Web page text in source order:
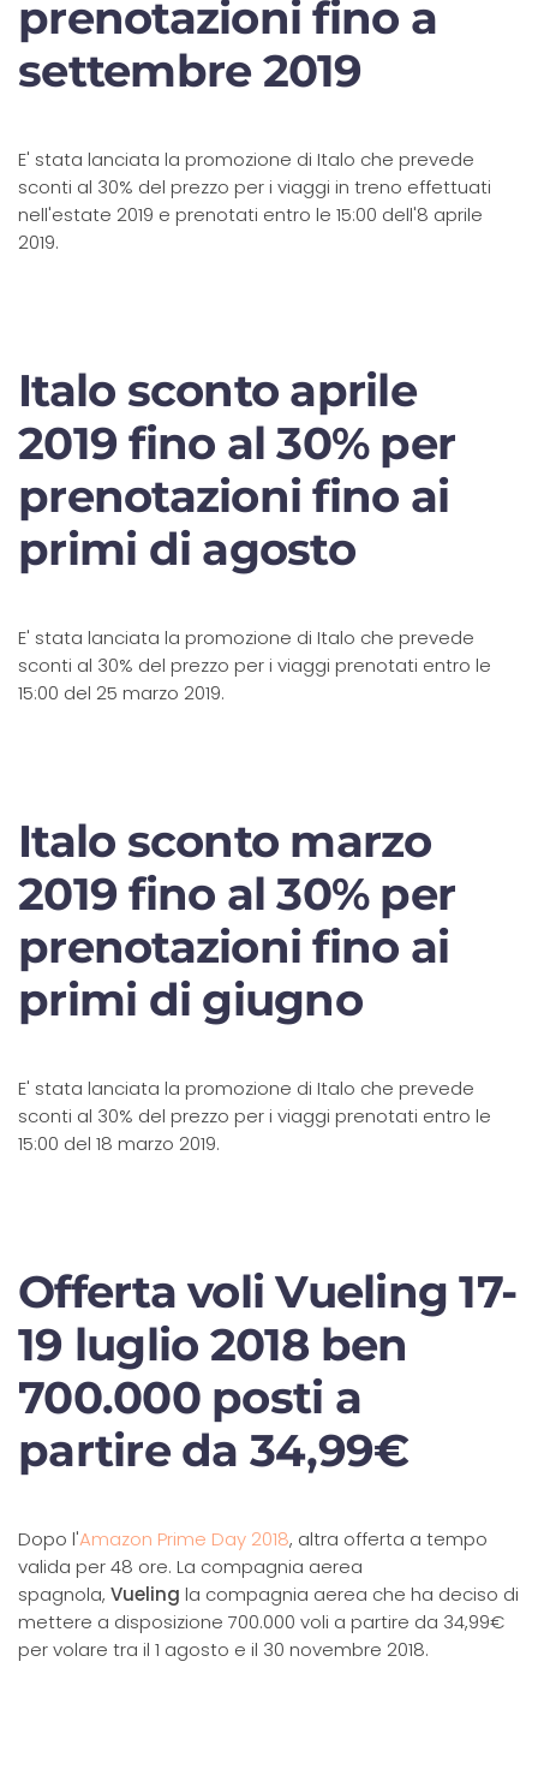
prenotazioni fino a
settembre 2019
E' stata lanciata la promozione di Italo che prevede
sconti al 30% del prezzo per i viaggi in treno effettuati
nell'estate 2019 e prenotati entro le 15:00 dell'8 aprile
2019.
Italo sconto aprile
2019 fino al 30% per
prenotazioni fino ai
primi di agosto
E' stata lanciata la promozione di Italo che prevede
sconti al 30% del prezzo per i viaggi prenotati entro le
15:00 del 25 marzo 2019.
Italo sconto marzo
2019 fino al 30% per
prenotazioni fino ai
primi di giugno
E' stata lanciata la promozione di Italo che prevede
sconti al 30% del prezzo per i viaggi prenotati entro le
15:00 del 18 marzo 2019.
Offerta voli Vueling 17-
19 luglio 2018 ben
700.000 posti a
partire da 34,99€
Dopo l'Amazon Prime Day 2018, altra offerta a tempo
valida per 48 ore. La compagnia aerea
spagnola, Vueling la compagnia aerea che ha deciso di
mettere a disposizione 700.000 voli a partire da 34,99€
per volare tra il 1 agosto e il 30 novembre 2018.